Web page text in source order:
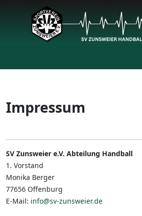
Impressum
SV Zunsweier e.V. Abteilung Handball
1. Vorstand
Monika Berger
77656 Offenburg
E-Mail: info@sv-zunsweier.de